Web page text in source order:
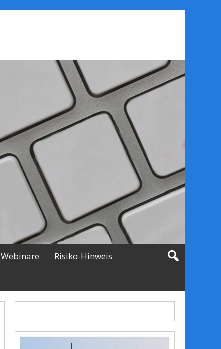
Webinare Risiko-Hinweis